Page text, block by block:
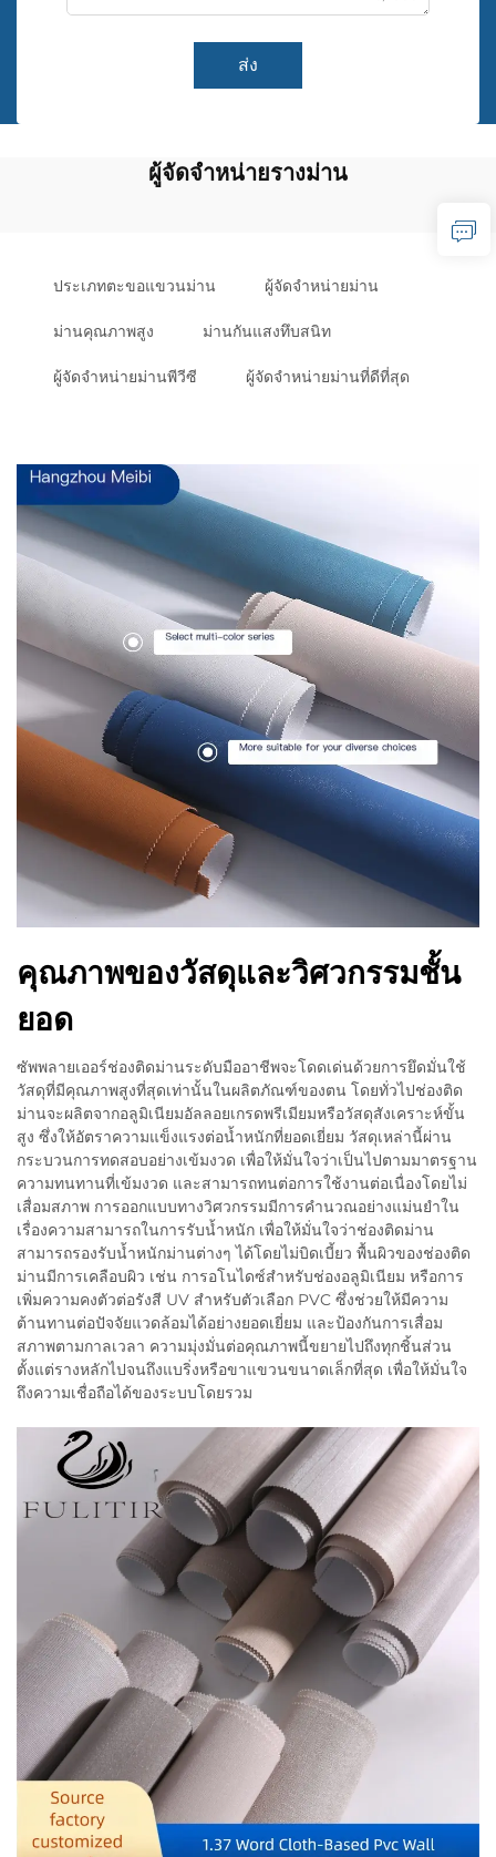
ส่ง
ผู้จัดจำหน่ายรางม่าน
ประเภทตะขอแขวนม่าน ผู้จัดจำหน่ายม่าน
ม่านคุณภาพสูง ม่านกันแสงทึบสนิท
ผู้จัดจำหน่ายม่านพีวีซี ผู้จัดจำหน่ายม่านที่ดีที่สุด
คุณภาพของวัสดุและวิศวกรรมชั้น
ยอด
ซัพพลายเออร์ช่องติดม่านระดับมืออาชีพจะโดดเด่นด้วยการยึดมั่นใช้
วัสดุที่มีคุณภาพสูงที่สุดเท่านั้นในผลิตภัณฑ์ของตน โดยทั่วไปช่องติด
ม่านจะผลิตจากอลูมิเนียมอัลลอยเกรดพรีเมียมหรือวัสดุสังเคราะห์ขั้น
สูง ซึ่งให้อัตราความแข็งแรงต่อน้ำหนักที่ยอดเยี่ยม วัสดุเหล่านี้ผ่าน
กระบวนการทดสอบอย่างเข้มงวด เพื่อให้มั่นใจว่าเป็นไปตามมาตรฐาน
ความทนทานที่เข้มงวด และสามารถทนต่อการใช้งานต่อเนื่องโดยไม่
เสื่อมสภาพ การออกแบบทางวิศวกรรมมีการคำนวณอย่างแม่นยำใน
เรื่องความสามารถในการรับน้ำหนัก เพื่อให้มั่นใจว่าช่องติดม่าน
สามารถรองรับน้ำหนักม่านต่างๆ ได้โดยไม่บิดเบี้ยว พื้นผิวของช่องติด
ม่านมีการเคลือบผิว เช่น การอโนไดซ์สำหรับช่องอลูมิเนียม หรือการ
เพิ่มความคงตัวต่อรังสี UV สำหรับตัวเลือก PVC ซึ่งช่วยให้มีความ
ต้านทานต่อปัจจัยแวดล้อมได้อย่างยอดเยี่ยม และป้องกันการเสื่อม
สภาพตามกาลเวลา ความมุ่งมั่นต่อคุณภาพนี้ขยายไปถึงทุกชิ้นส่วน
ตั้งแต่รางหลักไปจนถึงแบริ่งหรือขาแขวนขนาดเล็กที่สุด เพื่อให้มั่นใจ
ถึงความเชื่อถือได้ของระบบโดยรวม